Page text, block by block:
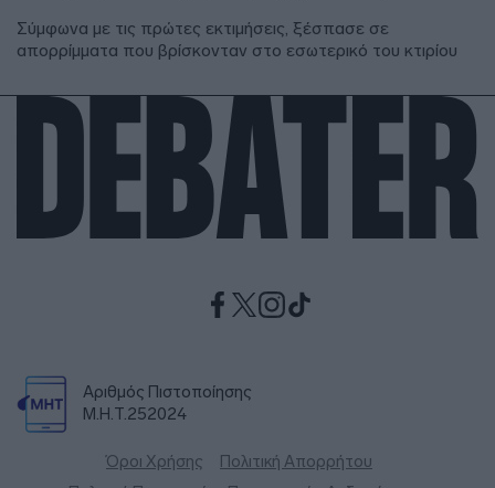
Σύμφωνα με τις πρώτες εκτιμήσεις, ξέσπασε σε
απορρίμματα που βρίσκονταν στο εσωτερικό του κτιρίου
Αριθμός Πιστοποίησης
Μ.Η.Τ.252024
Όροι Χρήσης
Πολιτική Απορρήτου